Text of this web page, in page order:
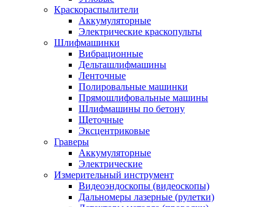
Краскораспылители
Аккумуляторные
Электрические краскопульты
Шлифмашинки
Вибрационные
Дельташлифмашины
Ленточные
Полировальные машинки
Прямошлифовальные машины
Шлифмашины по бетону
Щеточные
Эксцентриковые
Граверы
Аккумуляторные
Электрические
Измерительный инструмент
Видеоэндоскопы (видеоскопы)
Дальномеры лазерные (рулетки)